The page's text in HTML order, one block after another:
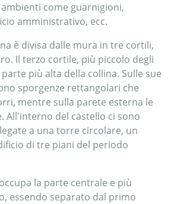
come guarnigioni,
amministrativo, ecc.
è divisa dalle mura in tre cortili,
Il terzo cortile, più piccolo degli
più alta della collina. Sulle sue
sporgenze rettangolari che
mentre sulla parete esterna le
All'interno del castello ci sono
a una torre circolare, un
di tre piani del periodo
la parte centrale e più
essendo separato dal primo